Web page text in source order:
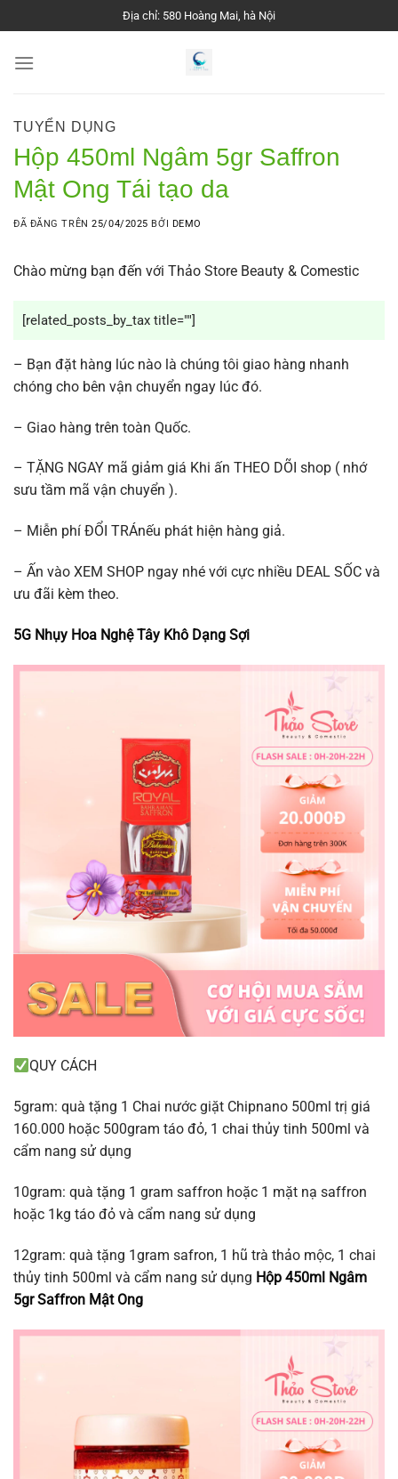
đến
nội
Địa chỉ: 580 Hoàng Mai, hà Nội
TUYỂN DỤNG
Hộp 450ml Ngâm 5gr Saffron
Mật Ong Tái tạo da
ĐÃ ĐĂNG TRÊN25/04/2025 BỞI DEMO
Chào mừng bạn đến với Thảo Store Beauty & Comestic
[related_posts_by_tax title=""]
– Bạn đặt hàng lúc nào là chúng tôi giao hàng nhanh
chóng cho bên vận chuyển ngay lúc đó.
– Giao hàng trên toàn Quốc.
– TẶNG NGAY mã giảm giá Khi ấn THEO DÕI shop ( nhớ
sưu tầm mã vận chuyển ).
– Miễn phí ĐỔI TRÁnếu phát hiện hàng giả.
– Ấn vào XEM SHOP ngay nhé với cực nhiều DEAL SỐC và
ưu đãi kèm theo.
5G Nhụy Hoa Nghệ Tây Khô Dạng Sợi
QUY CÁCH
5gram: quà tặng 1 Chai nước giặt Chipnano 500ml trị giá
160.000 hoặc 500gram táo đỏ, 1 chai thủy tinh 500ml và
cẩm nang sử dụng
10gram: quà tặng 1 gram saffron hoặc 1 mặt nạ saffron
hoặc 1kg táo đỏ và cẩm nang sử dụng
12gram: quà tặng 1gram safron, 1 hũ trà thảo mộc, 1 chai
thủy tinh 500ml và cẩm nang sử dụng Hộp 450ml Ngâm
5gr Saffron Mật Ong